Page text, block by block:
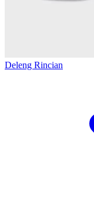
Deleng Rincian